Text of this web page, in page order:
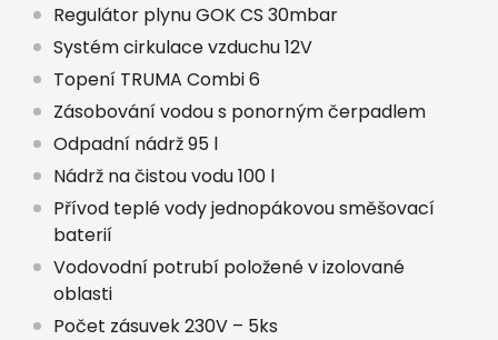
Regulátor plynu GOK CS 30mbar
Systém cirkulace vzduchu 12V
Topení TRUMA Combi 6
Zásobování vodou s ponorným čerpadlem
Odpadní nádrž 95 l
Nádrž na čistou vodu 100 l
Přívod teplé vody jednopákovou směšovací
baterií
Vodovodní potrubí položené v izolované
oblasti
Počet zásuvek 230V – 5ks